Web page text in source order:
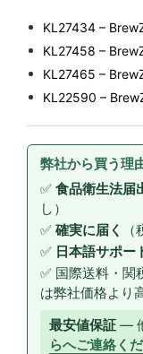
KL27434 –
KL27458 –
KL27465 –
KL22590 –
弊社から買う理
✅ 食品衛生法届
し）
✅ 確実に届く
✅ 日本語サポー
✅ 国際送料・関
は弊社価格より
最安値保証 —
らへご連絡く